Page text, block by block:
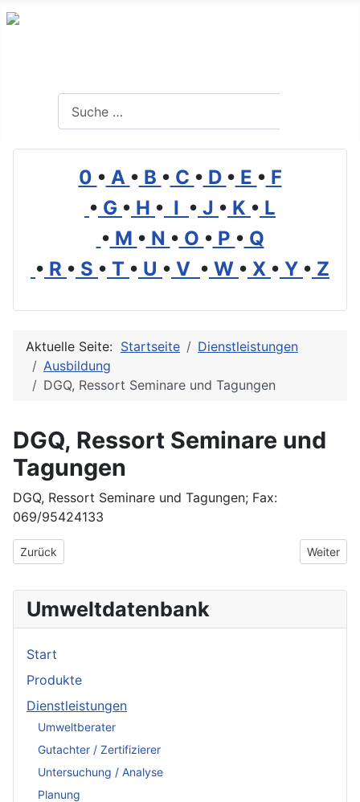
0 • A • B • C • D • E • F
• G • H • I • J • K • L
• M • N • O • P • Q
• R • S • T • U • V • W • X • Y • Z
Aktuelle Seite: Startseite
Dienstleistungen
Ausbildung
DGQ, Ressort Seminare und Tagungen
DGQ, Ressort Seminare und
Tagungen
DGQ, Ressort Seminare und Tagungen; Fax:
069/95424133
Vorheriger Beitrag: Dekra AG Akademie
Zurück Nächster
Weiter
Umweltdatenbank
Start
Produkte
Dienstleistungen
Umweltberater
Gutachter / Zertifizierer
Untersuchung / Analyse
Planung